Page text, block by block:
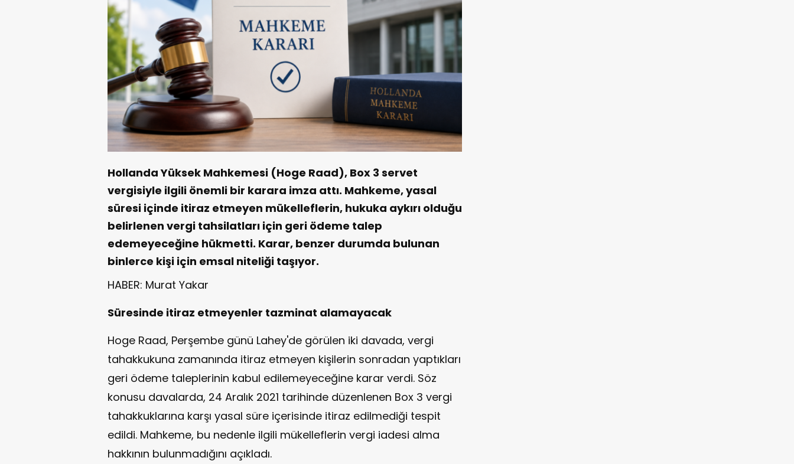
Hollanda Yüksek Mahkemesi (Hoge Raad), Box 3 servet
vergisiyle ilgili önemli bir karara imza attı. Mahkeme, yasal
süresi içinde itiraz etmeyen mükelleflerin, hukuka aykırı olduğu
belirlenen vergi tahsilatları için geri ödeme talep
edemeyeceğine hükmetti. Karar, benzer durumda bulunan
binlerce kişi için emsal niteliği taşıyor.
HABER: Murat Yakar
Süresinde itiraz etmeyenler tazminat alamayacak
Hoge Raad, Perşembe günü Lahey'de görülen iki davada, vergi
tahakkukuna zamanında itiraz etmeyen kişilerin sonradan yaptıkları
geri ödeme taleplerinin kabul edilemeyeceğine karar verdi. Söz
konusu davalarda, 24 Aralık 2021 tarihinde düzenlenen Box 3 vergi
tahakkuklarına karşı yasal süre içerisinde itiraz edilmediği tespit
edildi. Mahkeme, bu nedenle ilgili mükelleflerin vergi iadesi alma
hakkının bulunmadığını açıkladı.